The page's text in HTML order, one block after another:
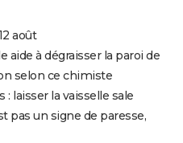
août
aide à dégraisser la paroi de
selon ce chimiste
laisser la vaisselle sale
pas un signe de paresse,